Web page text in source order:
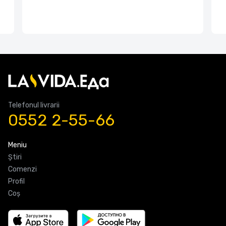
Telefonul livrarii
0552 2-55-66
Meniu
Știri
Comenzi
Profil
Coş